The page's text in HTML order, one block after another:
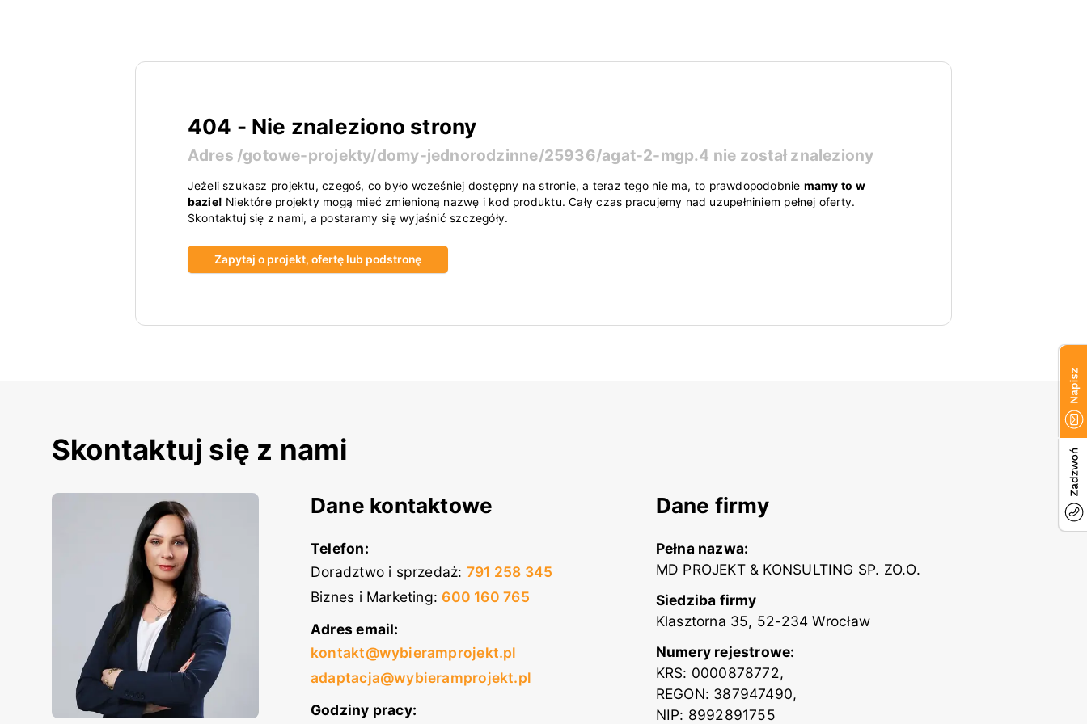
404 - Nie znaleziono strony
Adres /gotowe-projekty/domy-jednorodzinne/25936/agat-2-mgp.4 nie został znaleziony
Jeżeli szukasz projektu, czegoś, co było wcześniej dostępny na stronie, a teraz tego nie ma, to prawdopodobnie mamy to w
bazie! Niektóre projekty mogą mieć zmienioną nazwę i kod produktu. Cały czas pracujemy nad uzupełniniem pełnej oferty.
Skontaktuj się z nami, a postaramy się wyjaśnić szczegóły.
Zapytaj o projekt, ofertę lub podstronę
Skontaktuj się z nami
Dane kontaktowe
Telefon:
Doradztwo i sprzedaż: 791 258 345
Biznes i Marketing: 600 160 765
Adres email:
kontakt@wybieramprojekt.pl
adaptacja@wybieramprojekt.pl
Godziny pracy:
Dane firmy
Pełna nazwa:
MD PROJEKT & KONSULTING SP. ZO.O.
Siedziba firmy
Klasztorna 35, 52-234 Wrocław
Numery rejestrowe:
KRS: 0000878772,
REGON: 387947490,
NIP: 8992891755